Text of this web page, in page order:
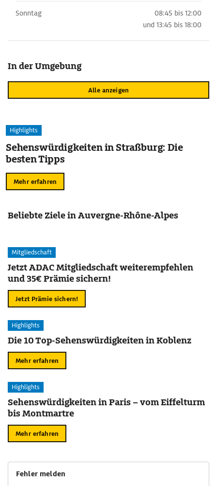
Sonntag
08:45 bis 12:00
und 13:45 bis 18:00
In der Umgebung
Alle anzeigen
Highlights
Sehenswürdigkeiten in Straßburg: Die
besten Tipps
Mehr erfahren
Beliebte Ziele in Auvergne-Rhône-Alpes
Mitgliedschaft
Jetzt ADAC Mitgliedschaft weiterempfehlen
und 35€ Prämie sichern!
Jetzt Prämie sichern!
Highlights
Die 10 Top-Sehenswürdigkeiten in Koblenz
Mehr erfahren
Highlights
Sehenswürdigkeiten in Paris – vom Eiffelturm
bis Montmartre
Mehr erfahren
Fehler melden